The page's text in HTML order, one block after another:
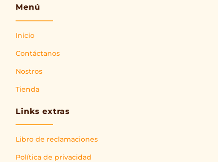
Menú
Inicio
Contáctanos
Nostros
Tienda
Links extras
Libro de reclamaciones
Política de privacidad